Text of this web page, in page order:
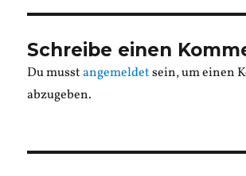
Schreibe einen
Du musstangemeldetsein, um einen
abzugeben.